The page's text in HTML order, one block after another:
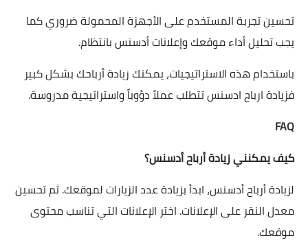
تحسين تجربة المستخدم على الأجهزة المحمولة ضروري كما
يجب تحليل أداء موقعك وإعلانات أدسنس بانتظام.
باستخدام هذه الاستراتيجيات، يمكنك زيادة أرباحك بشكل كبير
فزيادة ارباح ادسنس تتطلب عملاً دؤوباً واستراتيجية مدروسة.
FAQ
كيف يمكنني زيادة أرباح أدسنس؟
لزيادة أرباح أدسنس، ابدأ بزيادة عدد الزيارات لموقعك. ثم تحسين
معدل النقر على الإعلانات. اختر الإعلانات التي تناسب محتوى
موقعك.